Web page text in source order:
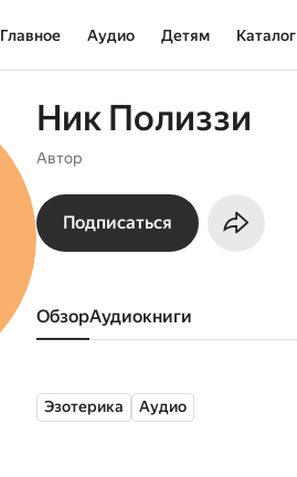
Главное Аудио Детям Каталог
Ник Полиззи
Автор
Подписаться
Обзор аудиокниги
Эзотерика Аудио